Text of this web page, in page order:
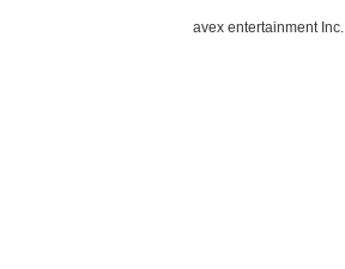
avex entertainment Inc.